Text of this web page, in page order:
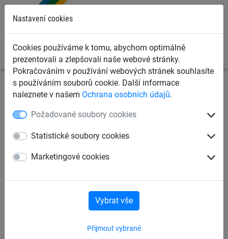
Nastavení cookies
Cookies používáme k tomu, abychom optimálně
prezentovali a zlepšovali naše webové stránky.
Pokračováním v používání webových stránek souhlasíte
s používáním souborů cookie. Další informace
naleznete v našem Ochrana osobních údajů.
Požadované soubory cookies
Statistické soubory cookies
Marketingové cookies
Přijmout vybrané
Vybrat vše
Záchytné bezpečnostní sítě
Ochranné standardní sítě
Ochranná síť bezuzlová PES
3,0 mm, oko 100 mm